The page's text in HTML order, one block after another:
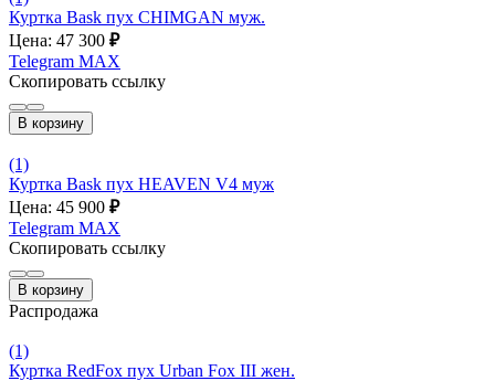
Куртка Bask пух CHIMGAN муж.
Цена: 47 300 ₽
Telegram MAX
Скопировать ссылку
В корзину
(1)
Куртка Bask пух HEAVEN V4 муж
Цена: 45 900 ₽
Telegram MAX
Скопировать ссылку
В корзину
Распродажа
(1)
Куртка RedFox пух Urban Fox III жен.